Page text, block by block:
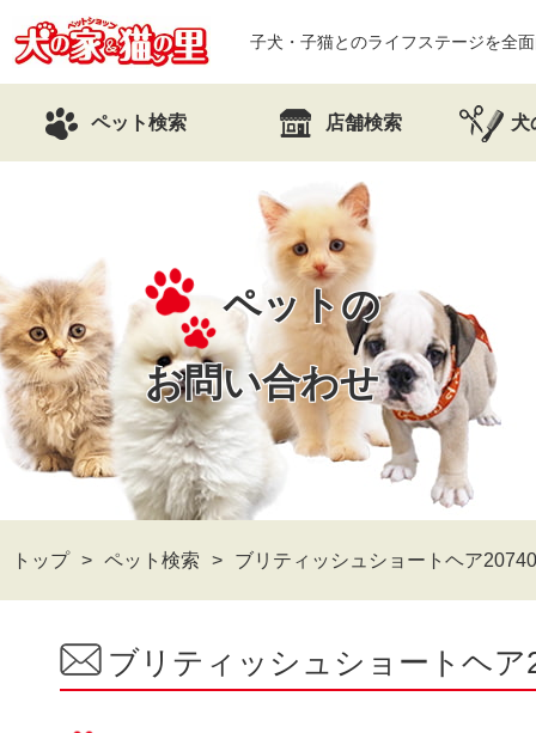
子犬・子猫とのライフステージを全
ペット検索 店舗検索 犬
ペットの
お問い合わせ
トップ ペット検索 ブリティッシュショートヘア
ブリティッシュショートヘ